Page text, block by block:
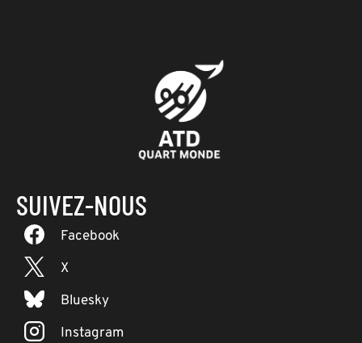
SUIVEZ-NOUS
Facebook
X
Bluesky
Instagram